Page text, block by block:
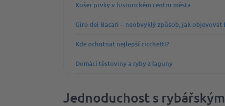
Košer prvky v historickém centru města
Giro dei Bacari – neobvyklý způsob, jak objevovat
Kde ochutnat nejlepší cicchetti?
Domácí těstoviny a ryby z laguny
Jednoduchost s